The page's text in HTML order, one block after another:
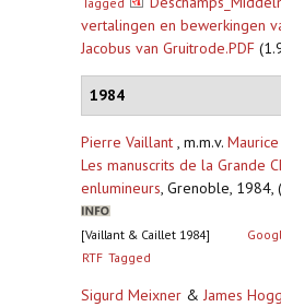
vertalingen en bewerkingen
Jacobus van Gruitrode.PDF
1984
Pierre Vaillant , m.m.v.
Les manuscrits de la Grande
enlumineurs, Grenoble, 1984,
[Vaillant & Caillet 1984]
RTF Tagged
Sigurd Meixner & James Hogg